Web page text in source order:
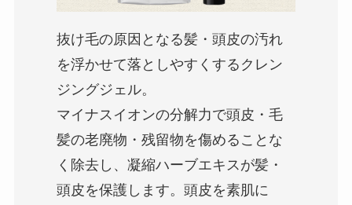
抜け毛の原因となる髪・頭皮の汚れ
を浮かせて落としやすくするクレン
ジングジェル。
マイナスイオンの分解力で頭皮・毛
髪の老廃物・残留物を傷めることな
く除去し、凝縮ハーブエキスが髪・
頭皮を保護します。頭皮を素肌に